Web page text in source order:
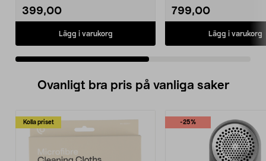
399,00
Lägg i varukorg
799,00
Lägg i varukorg
Ovanligt bra pris på vanliga saker
Kolla priset -25%